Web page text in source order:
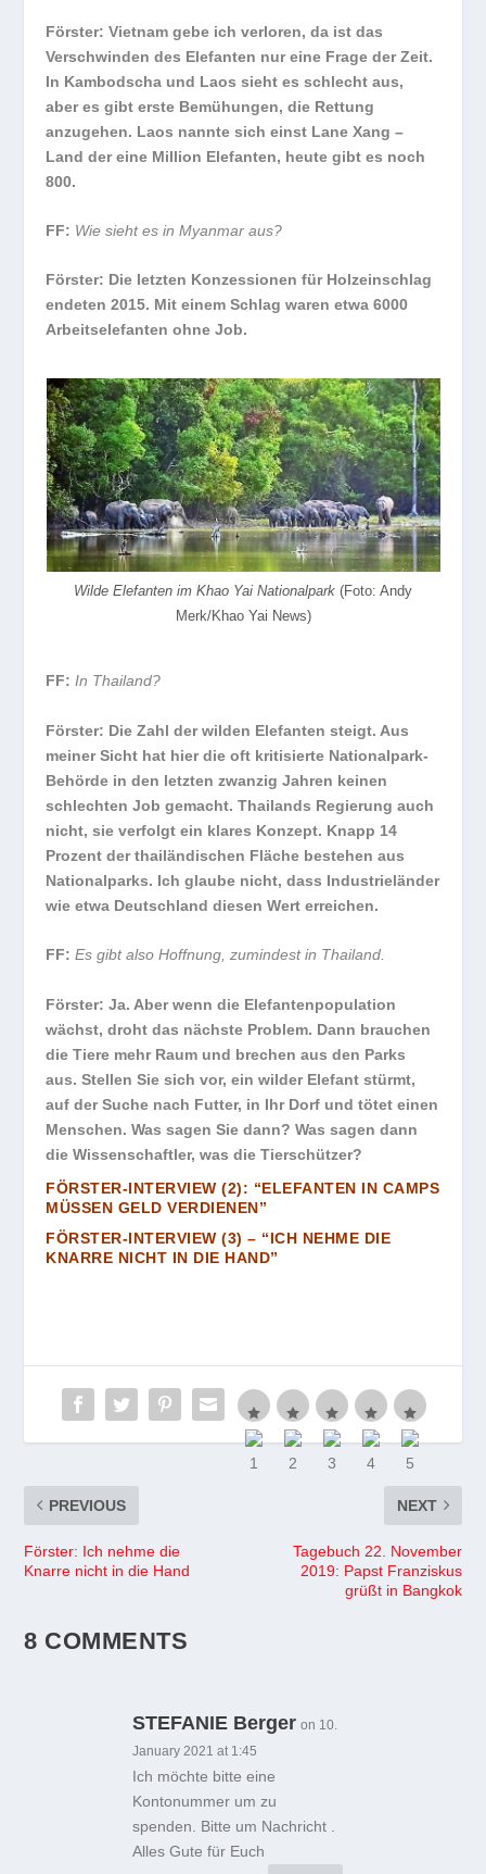
Förster: Vietnam gebe ich verloren, da ist das
Verschwinden des Elefanten nur eine Frage der Zeit.
In Kambodscha und Laos sieht es schlecht aus,
aber es gibt erste Bemühungen, die Rettung
anzugehen. Laos nannte sich einst Lane Xang –
Land der eine Million Elefanten, heute gibt es noch
800.
FF: Wie sieht es in Myanmar aus?
Förster: Die letzten Konzessionen für Holzeinschlag
endeten 2015. Mit einem Schlag waren etwa 6000
Arbeitselefanten ohne Job.
Wilde Elefanten im Khao Yai Nationalpark (Foto: Andy
Merk/Khao Yai News)
FF: In Thailand?
Förster: Die Zahl der wilden Elefanten steigt. Aus
meiner Sicht hat hier die oft kritisierte Nationalpark-
Behörde in den letzten zwanzig Jahren keinen
schlechten Job gemacht. Thailands Regierung auch
nicht, sie verfolgt ein klares Konzept. Knapp 14
Prozent der thailändischen Fläche bestehen aus
Nationalparks. Ich glaube nicht, dass Industrieländer
wie etwa Deutschland diesen Wert erreichen.
FF: Es gibt also Hoffnung, zumindest in Thailand.
Förster: Ja. Aber wenn die Elefantenpopulation
wächst, droht das nächste Problem. Dann brauchen
die Tiere mehr Raum und brechen aus den Parks
aus. Stellen Sie sich vor, ein wilder Elefant stürmt,
auf der Suche nach Futter, in Ihr Dorf und tötet einen
Menschen. Was sagen Sie dann? Was sagen dann
die Wissenschaftler, was die Tierschützer?
FÖRSTER-INTERVIEW (2): “ELEFANTEN IN CAMPS
MÜSSEN GELD VERDIENEN”
FÖRSTER-INTERVIEW (3) – “ICH NEHME DIE
KNARRE NICHT IN DIE HAND”
PREVIOUS
Förster: Ich nehme die
Knarre nicht in die Hand
NEXT
Tagebuch 22. November
2019: Papst Franziskus
grüßt in Bangkok
8 COMMENTS
STEFANIE Berger on 10.
January 2021 at 1:45
Ich möchte bitte eine
Kontonummer um zu
spenden. Bitte um Nachricht .
Alles Gute für Euch